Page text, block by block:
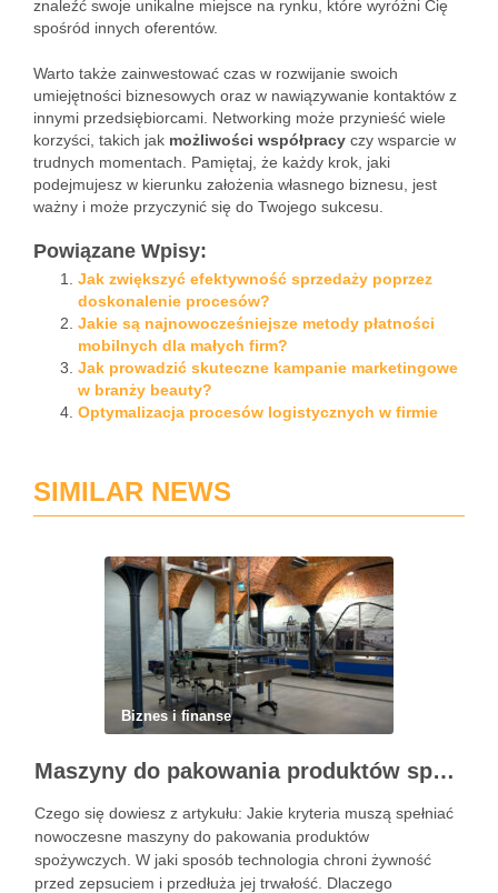
znaleźć swoje unikalne miejsce na rynku, które wyróżni Cię
spośród innych oferentów.
Warto także zainwestować czas w rozwijanie swoich
umiejętności biznesowych oraz w nawiązywanie kontaktów z
innymi przedsiębiorcami. Networking może przynieść wiele
korzyści, takich jak możliwości współpracy czy wsparcie w
trudnych momentach. Pamiętaj, że każdy krok, jaki
podejmujesz w kierunku założenia własnego biznesu, jest
ważny i może przyczynić się do Twojego sukcesu.
Powiązane Wpisy:
Jak zwiększyć efektywność sprzedaży poprzez
doskonalenie procesów?
Jakie są najnowocześniejsze metody płatności
mobilnych dla małych firm?
Jak prowadzić skuteczne kampanie marketingowe
w branży beauty?
Optymalizacja procesów logistycznych w firmie
SIMILAR NEWS
Biznes i finanse
Maszyny do pakowania produktów spożywczych – standardy higieny i nowoczesne technologie w przetwórstwie
Czego się dowiesz z artykułu: Jakie kryteria muszą spełniać
nowoczesne maszyny do pakowania produktów
spożywczych. W jaki sposób technologia chroni żywność
przed zepsuciem i przedłuża jej trwałość. Dlaczego